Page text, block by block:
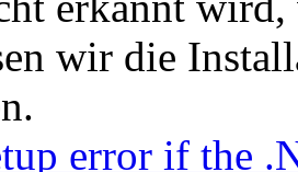
wir die
error if the